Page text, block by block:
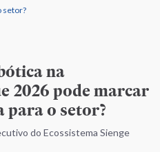
setor?
na
2026 pode marcar
para o setor?
do Ecossistema Sienge